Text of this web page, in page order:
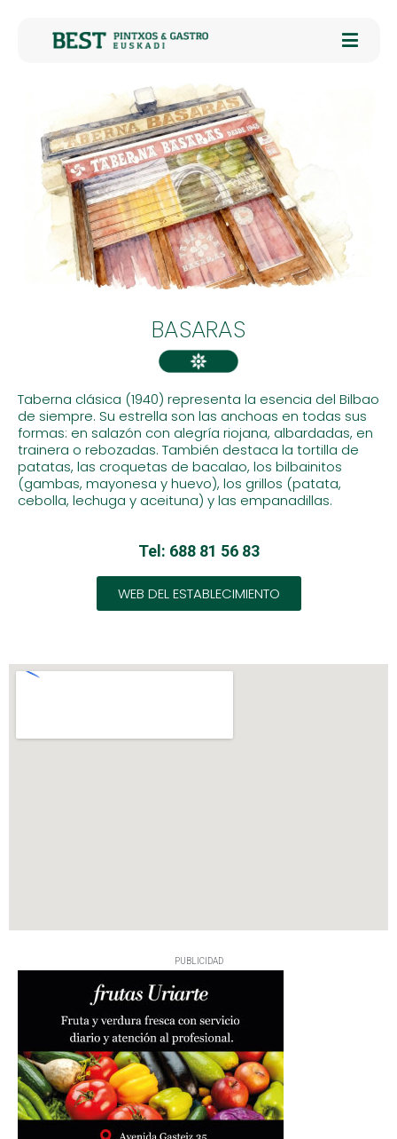
BASARAS
Taberna clásica (1940) representa la esencia del Bilbao
de siempre. Su estrella son las anchoas en todas sus
formas: en salazón con alegría riojana, albardadas, en
trainera o rebozadas. También destaca la tortilla de
patatas, las croquetas de bacalao, los bilbainitos
(gambas, mayonesa y huevo), los grillos (patata,
cebolla, lechuga y aceituna) y las empanadillas.
Tel: 688 81 56 83
WEB DEL ESTABLECIMIENTO
PUBLICIDAD